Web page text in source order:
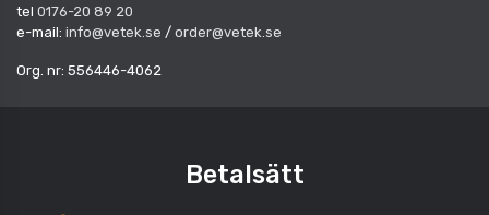
tel 0176-20 89 20
e-mail: info@vetek.se / order@vetek.se
Org. nr: 556446-4062
Betalsätt